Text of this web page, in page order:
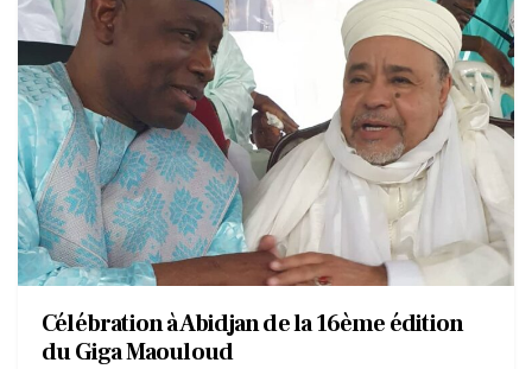
Célébration à Abidjan de la 16ème édition
du Giga Maouloud